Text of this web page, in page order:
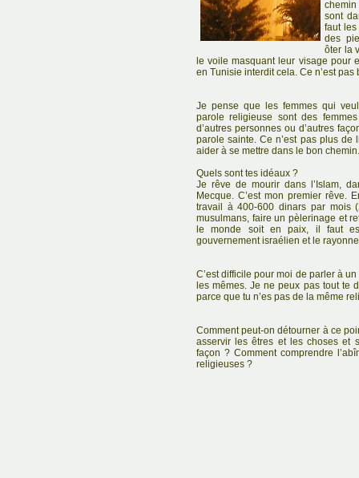
sont
faut
des
ôter la
le voile masquant leur visage pour
en Tunisie interdit cela. Ce n’est
Je pense que les femmes qui
parole religieuse sont des
d’autres personnes ou d’autres
parole sainte. Ce n’est pas plus de
aider à se mettre dans le bon chemin.
Quels sont tes idéaux ?
Je rêve de mourir dans l’Islam,
Mecque. C’est mon premier rêve.
travail à 400-600 dinars par mois
musulmans, faire un pèlerinage et
le monde soit en paix, il faut
gouvernement israélien et le
C’est difficile pour moi de parler à
les mêmes. Je ne peux pas tout te
parce que tu n’es pas de la même
Comment peut-on détourner à ce
asservir les êtres et les choses et
façon ? Comment comprendre
religieuses ?